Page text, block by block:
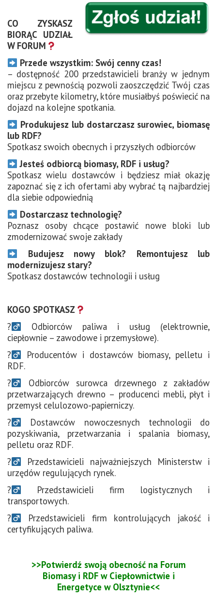
CO ZYSKASZ
BIORĄC UDZIAŁ
W FORUM
Przede wszystkim: Swój cenny czas!
– dostępność 200 przedstawicieli branży w jednym
miejscu z pewnością pozwoli zaoszczędzić Twój czas
oraz przebyte kilometry, które musiałbyś poświecić na
dojazd na kolejne spotkania.
Produkujesz lub dostarczasz surowiec, biomasę
lub RDF?
Spotkasz swoich obecnych i przyszłych odbiorców
Jesteś odbiorcą biomasy, RDF i usług?
Spotkasz wielu dostawców i będziesz miał okazję
zapoznać się z ich ofertami aby wybrać tą najbardziej
dla siebie odpowiednią
Dostarczasz technologię?
Poznasz osoby chcące postawić nowe bloki lub
zmodernizować swoje zakłady
Budujesz nowy blok? Remontujesz lub
modernizujesz stary?
Spotkasz dostawców technologii i usług
KOGO SPOTKASZ
?‍
Odbiorców paliwa i usług (elektrownie,
ciepłownie – zawodowe i przemysłowe).
?‍
Producentów i dostawców biomasy, pelletu i
RDF.
?‍
Odbiorców surowca drzewnego z zakładów
przetwarzających drewno – producenci mebli, płyt i
przemysł celulozowo-papierniczy.
?‍
Dostawców nowoczesnych technologii do
pozyskiwania, przetwarzania i spalania biomasy,
pelletu oraz RDF.
?‍
Przedstawicieli najważniejszych Ministerstw i
urzędów regulujących rynek.
?‍
Przedstawicieli firm logistycznych i
transportowych.
?‍
Przedstawicieli firm kontrolujących jakość i
certyfikujących paliwa.
>>Potwierdź swoją obecność na Forum
Biomasy i RDF w Ciepłownictwie i
Energetyce w Olsztynie<<